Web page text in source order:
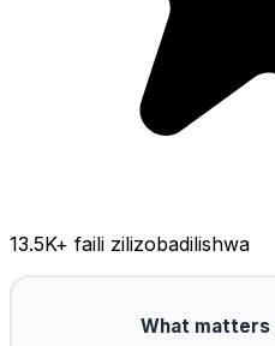
13.5K+ faili zilizobadilishwa
What matters